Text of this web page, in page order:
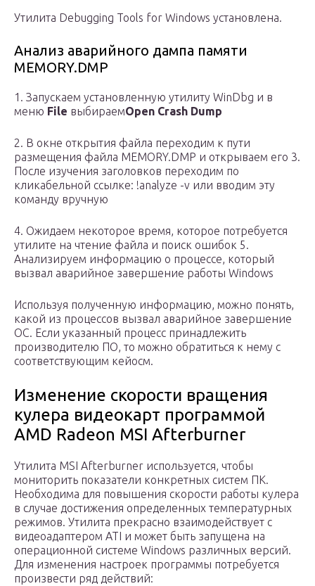
Утилита Debugging Tools for Windows установлена.
Анализ аварийного дампа памяти
MEMORY.DMP
1. Запускаем установленную утилиту WinDbg и в
меню File выбираемOpen Crash Dump
2. В окне открытия файла переходим к пути
размещения файла MEMORY.DMP и открываем его 3.
После изучения заголовков переходим по
кликабельной ссылке: !analyze -v или вводим эту
команду вручную
4. Ожидаем некоторое время, которое потребуется
утилите на чтение файла и поиск ошибок 5.
Анализируем информацию о процессе, который
вызвал аварийное завершение работы Windows
Используя полученную информацию, можно понять,
какой из процессов вызвал аварийное завершение
ОС. Если указанный процесс принадлежить
производителю ПО, то можно обратиться к нему с
соответствующим кейосм.
Изменение скорости вращения
кулера видеокарт программой
AMD Radeon MSI Afterburner
Утилита MSI Afterburner используется, чтобы
мониторить показатели конкретных систем ПК.
Необходима для повышения скорости работы кулера
в случае достижения определенных температурных
режимов. Утилита прекрасно взаимодействует с
видеоадаптером ATI и может быть запущена на
операционной системе Windows различных версий.
Для изменения настроек программы потребуется
произвести ряд действий: